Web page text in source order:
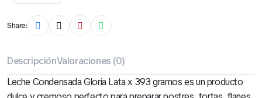
Share:
DescripciónValoraciones (0)
Leche Condensada Gloria Lata x 393 gramos es un producto